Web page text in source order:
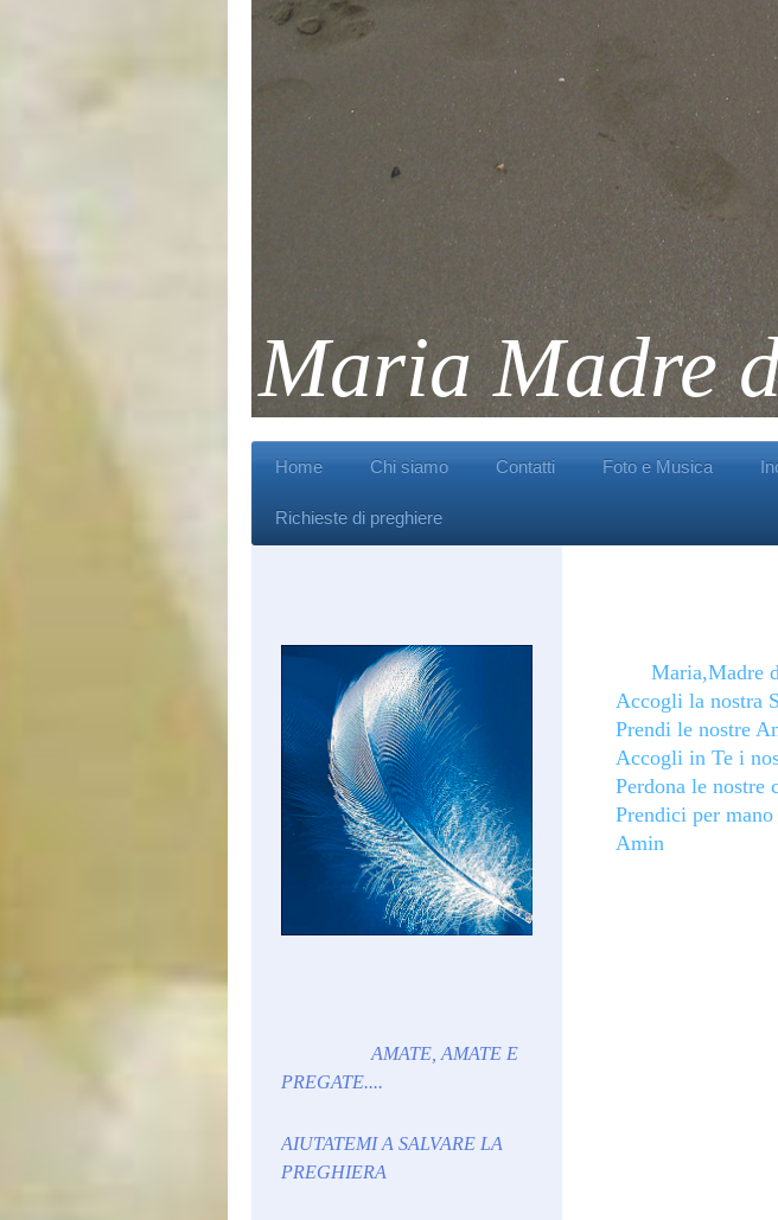
Maria Madre
Home Chi siamo Contatti Foto e Musica
Richieste di preghiere
Maria,Madre
Accogli la nostra
Prendi le nostre
Accogli in Te i
Perdona le nostre
Prendici per
Amin
AMATE, AMATE E
PREGATE....
AIUTATEMI A SALVARE LA
PREGHIERA